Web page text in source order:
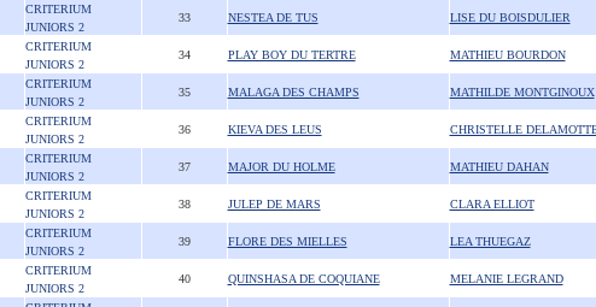
CRITERIUM
JUNIORS 2
33 NESTEA DE TUS LISE DU BOISDULIER
CRITERIUM
JUNIORS 2
34 PLAY BOY DU TERTRE MATHIEU BOURDON
CRITERIUM
JUNIORS 2
35 MALAGA DES CHAMPS MATHILDE MONTGINOUX
CRITERIUM
JUNIORS 2
36 KIEVA DES LEUS CHRISTELLE
CRITERIUM
JUNIORS 2
37 MAJOR DU HOLME MATHIEU DAHAN
CRITERIUM
JUNIORS 2
38 JULEP DE MARS CLARA ELLIOT
CRITERIUM
JUNIORS 2
39 FLORE DES MIELLES LEA THUEGAZ
CRITERIUM
JUNIORS 2
40 QUINSHASA DE COQUIANE MELANIE LEGRAND